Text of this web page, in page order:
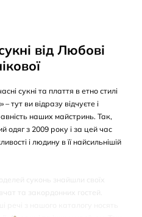
від Любові
сукні та плаття в етно стилі
тут ви відразу відчуєте і
наших майстринь. Так,
одяг з 2009 року і за цей час
і людину в її найсильнішій
суконь знайшли своїх
та закордонних гостей.